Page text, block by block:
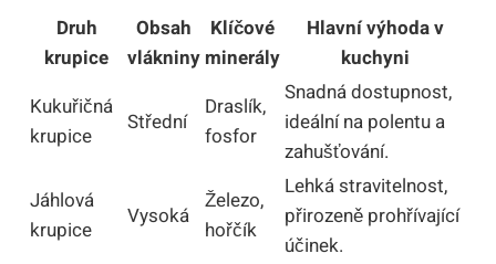
Druh
krupice
Obsah
vlákniny
Klíčové
minerály
Hlavní výhoda v
kuchyni
Kukuřičná
krupice
Střední
Draslík,
fosfor
Snadná dostupnost,
ideální na polentu a
zahušťování.
Jáhlová
krupice
Vysoká
Železo,
hořčík
Lehká stravitelnost,
přirozeně prohřívající
účinek.